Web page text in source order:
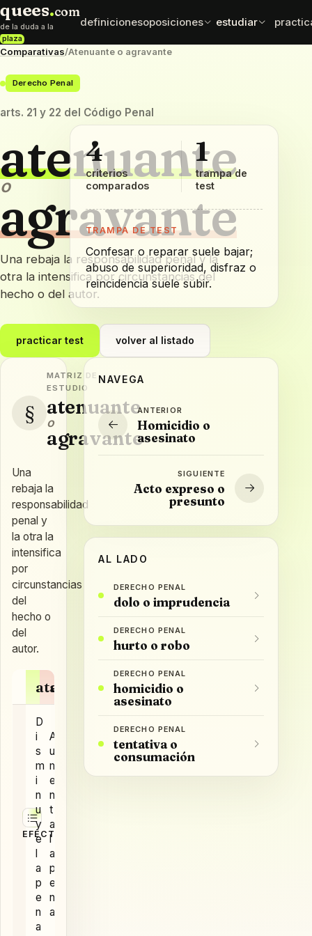
quees.com
de la duda a la
plaza
definicionesoposiciones
retribuciones por cuerpo
estudiar
mnemotecnias
frases para fijar
datos
Comparativas/Atenuante o agravante
Derecho Penal
arts. 21 y 22 del Código Penal
atenuante
o
agravante
Una rebaja la responsabilidad penal y la
otra la intensifica por circunstancias del
hecho o del autor.
practicar test volver al listado
4
criterios
comparados
1
trampa de
test
TRAMPA DE TEST
Confesar o reparar suele bajar;
abuso de superioridad, disfraz o
reincidencia suele subir.
§
MATRIZ DE
ESTUDIO
atenuante
o
agravante
Una
rebaja la
responsabilidad
penal y
la otra la
intensifica
por
circunstancias
del
hecho o
del
autor.
atenuante
agravante
EFECTO
D
i
s
m
i
n
u
y
e
l
a
p
e
n
a
A
u
m
e
n
t
a
l
a
p
e
n
a
NAVEGA
ANTERIOR
Homicidio o
asesinato
SIGUIENTE
Acto expreso o
presunto
AL LADO
DERECHO PENAL
dolo o imprudencia
DERECHO PENAL
hurto o robo
DERECHO PENAL
homicidio o
asesinato
DERECHO PENAL
tentativa o
consumación